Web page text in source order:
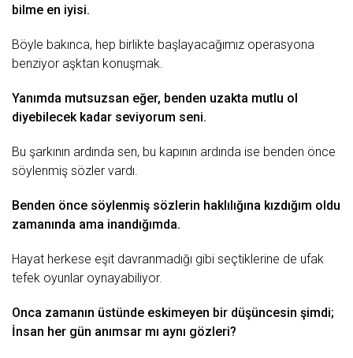
bilme en iyisi.
Böyle bakınca, hep birlikte başlayacağımız operasyona
benziyor aşktan konuşmak.
Yanımda mutsuzsan eğer, benden uzakta mutlu ol
diyebilecek kadar seviyorum seni.
Bu şarkının ardında sen, bu kapının ardında ise benden önce
söylenmiş sözler vardı.
Benden önce söylenmiş sözlerin haklılığına kızdığım oldu
zamanında ama inandığımda.
Hayat herkese eşit davranmadığı gibi seçtiklerine de ufak
tefek oyunlar oynayabiliyor.
Onca zamanın üstünde eskimeyen bir düşüncesin şimdi;
İnsan her gün anımsar mı aynı gözleri?